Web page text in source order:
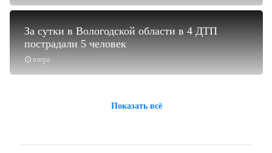
вчера
За сутки в Вологодской области в 4 ДТП
пострадали 5 человек
Показать всё